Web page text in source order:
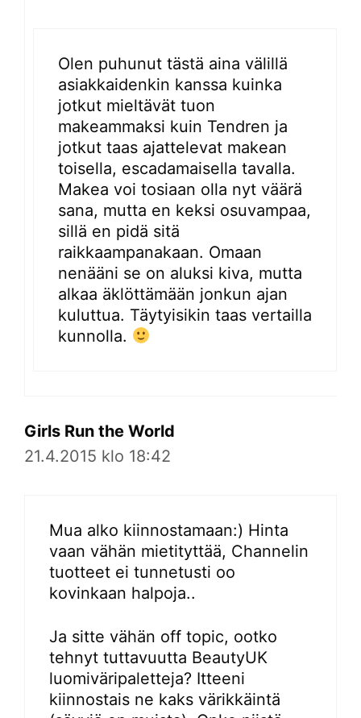
Olen puhunut tästä aina välillä
asiakkaidenkin kanssa kuinka
jotkut mieltävät tuon
makeammaksi kuin Tendren ja
jotkut taas ajattelevat makean
toisella, escadamaisella tavalla.
Makea voi tosiaan olla nyt väärä
sana, mutta en keksi osuvampaa,
sillä en pidä sitä
raikkaampanakaan. Omaan
nenääni se on aluksi kiva, mutta
alkaa äklöttämään jonkun ajan
kuluttua. Täytyisikin taas vertailla
kunnolla.
Girls Run the World
21.4.2015 klo 18:42
Mua alko kiinnostamaan:) Hinta
vaan vähän mietityttää, Channelin
tuotteet ei tunnetusti oo
kovinkaan halpoja..
Ja sitte vähän off topic, ootko
tehnyt tuttavuutta BeautyUK
luomiväripaletteja? Itteeni
kiinnostais ne kaks värikkäintä